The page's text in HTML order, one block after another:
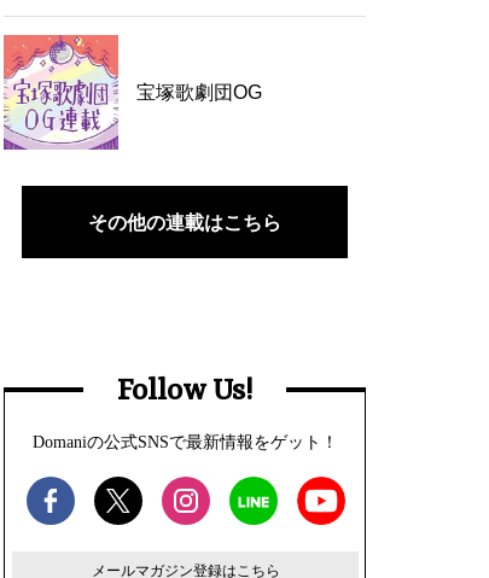
宝塚歌劇団OG
その他の連載はこちら
Follow Us!
Domaniの公式SNSで最新情報をゲット！
メールマガジン登録はこちら